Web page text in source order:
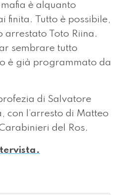
è alquanto
finita. Tutto è possibile,
arrestato Toto Riina.
sembrare tutto
è già programmato da
di Salvatore
con l’arresto di Matteo
del Ros.